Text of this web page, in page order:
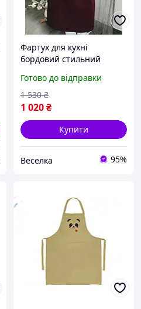
Фартух для кухні
бордовий стильний
комфортного
приготування їжі FLAME
Готово до відправки
1 020₴
1 530 ₴
Купити
Веселка 95%